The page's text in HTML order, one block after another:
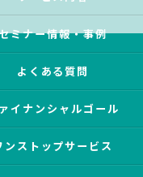
ミナー情報・事例
よくある質問
イナンシャルゴール
ンストップサービス